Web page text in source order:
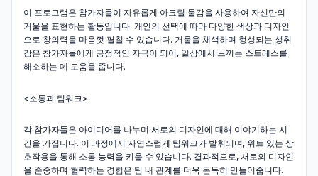
이 프로그램은 참가자들이 자유롭게 아크릴 물감을 사용하여 자신만의
거울을 표현하는 활동입니다. 개인의 선택에 따라 다양한 색상과 디자인
으로 창의력을 마음껏 펼칠 수 있습니다. 거울을 채색하며 형성되는 성취
감은 참가자들에게 긍정적인 자극이 되어, 일상에서 느끼는 스트레스를
해소하는 데 도움을 줍니다.
<소통과 팀워크>
각 참가자들은 아이디어를 나누며 서로의 디자인에 대해 이야기하는 시
간을 가집니다. 이 과정에서 자연스럽게 팀워크가 발휘되며, 위트 있는 상
호작용을 통해 소통 능력을 키울 수 있습니다. 결과적으로, 서로의 디자인
을 존중하며 협력하는 경험은 팀 내 관계를 더욱 돈독히 만들어줍니다.